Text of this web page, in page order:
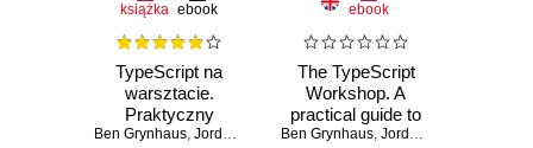
książka ebook
TypeScript na
warsztacie.
Praktyczny
przewodnik pisania
Ben Grynhaus, Jordan Hudgens , Rayon Hunte,Matt Morgan
ebook
The TypeScript
Workshop. A
practical guide to
confident, effective
Ben Grynhaus, Jordan Hudgens